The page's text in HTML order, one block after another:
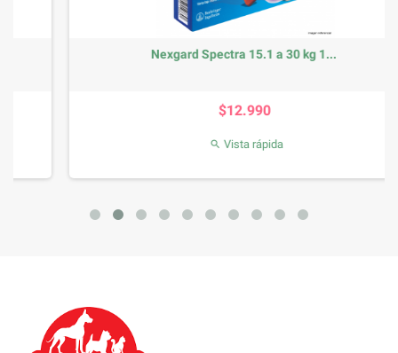
Nexgard Spectra 15.1 a 30 kg 1...
$12.990
Vista rápida